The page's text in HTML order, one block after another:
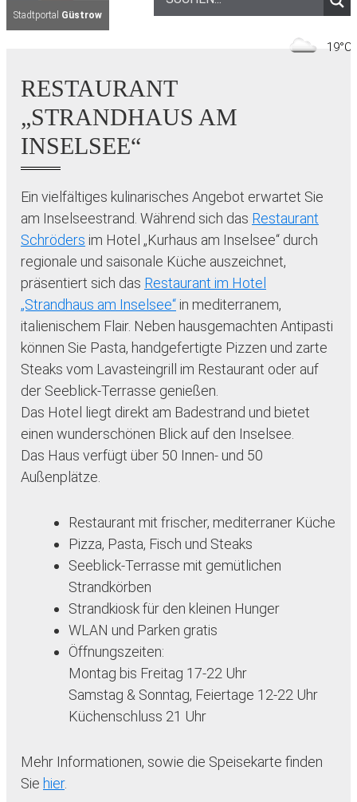
Stadtportal Güstrow
RESTAURANT
„STRANDHAUS AM
INSELSEE“
Ein vielfältiges kulinarisches Angebot erwartet Sie
am Inselseestrand. Während sich das Restaurant
Schröders im Hotel „Kurhaus am Inselsee“ durch
regionale und saisonale Küche auszeichnet,
präsentiert sich das Restaurant im Hotel
„Strandhaus am Inselsee“ in mediterranem,
italienischem Flair. Neben hausgemachten Antipasti
können Sie Pasta, handgefertigte Pizzen und zarte
Steaks vom Lavasteingrill im Restaurant oder auf
der Seeblick-Terrasse genießen.
Das Hotel liegt direkt am Badestrand und bietet
einen wunderschönen Blick auf den Inselsee.
Das Haus verfügt über 50 Innen- und 50
Außenplätze.
Restaurant mit frischer, mediterraner Küche
Pizza, Pasta, Fisch und Steaks
Seeblick-Terrasse mit gemütlichen
Strandkörben
Strandkiosk für den kleinen Hunger
WLAN und Parken gratis
Öffnungszeiten:
Montag bis Freitag 17-22 Uhr
Samstag & Sonntag, Feiertage 12-22 Uhr
Küchenschluss 21 Uhr
Mehr Informationen, sowie die Speisekarte finden
Sie hier.